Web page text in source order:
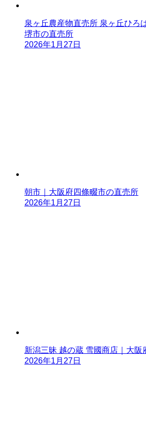
泉ヶ丘農産物直売所 泉ヶ丘ひろ
堺市の直売所
2026年1月27日
朝市｜大阪府四條畷市の直売所
2026年1月27日
新潟三昧 越の蔵 雪國商店｜大阪
2026年1月27日